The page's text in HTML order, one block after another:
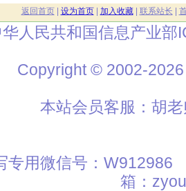
返回首页| 设为首页| 加入收藏| 联系站长
华人民共和国信息产业部
Copyright © 2002-
本站会员客服：胡
专用微信号：
箱：